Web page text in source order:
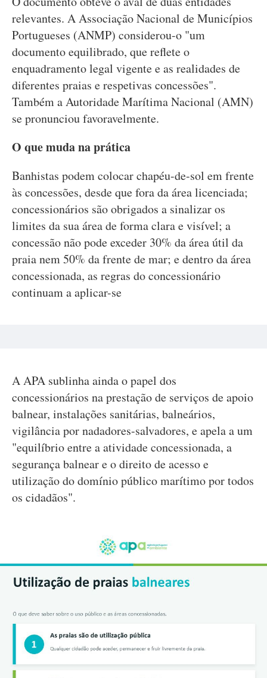
relevantes. A Associação Nacional de Municípios
Portugueses (ANMP) considerou-o "um
documento equilibrado, que reflete o
enquadramento legal vigente e as realidades de
diferentes praias e respetivas concessões".
Também a Autoridade Marítima Nacional (AMN)
se pronunciou favoravelmente.
O que muda na prática
Banhistas podem colocar chapéu-de-sol em frente
às concessões, desde que fora da área licenciada;
concessionários são obrigados a sinalizar os
limites da sua área de forma clara e visível; a
concessão não pode exceder 30% da área útil da
praia nem 50% da frente de mar; e dentro da área
concessionada, as regras do concessionário
continuam a aplicar-se
A APA sublinha ainda o papel dos
concessionários na prestação de serviços de apoio
balnear, instalações sanitárias, balneários,
vigilância por nadadores-salvadores, e apela a um
"equilíbrio entre a atividade concessionada, a
segurança balnear e o direito de acesso e
utilização do domínio público marítimo por todos
os cidadãos".